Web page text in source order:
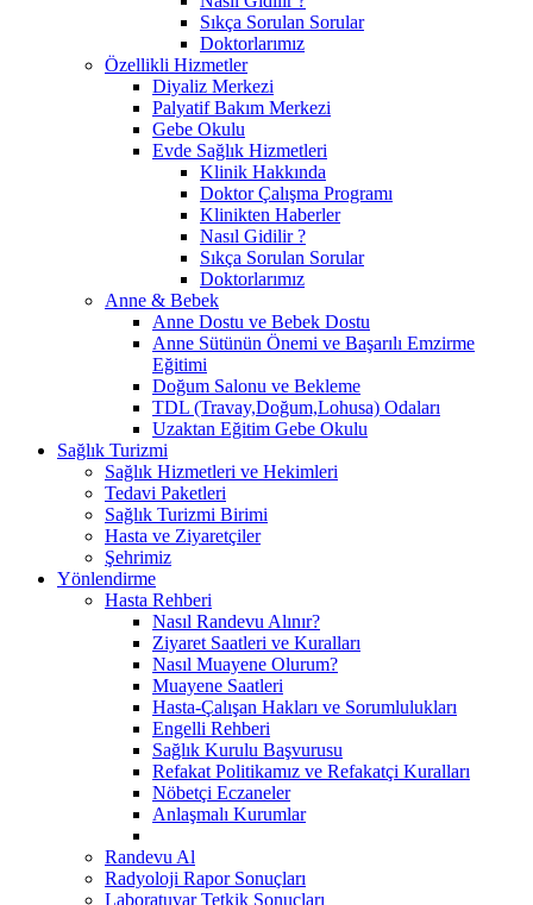
Sıkça Sorulan Sorular
Doktorlarımız
Özellikli Hizmetler
Diyaliz Merkezi
Palyatif Bakım Merkezi
Gebe Okulu
Evde Sağlık Hizmetleri
Klinik Hakkında
Doktor Çalışma Programı
Klinikten Haberler
Nasıl Gidilir ?
Sıkça Sorulan Sorular
Doktorlarımız
Anne & Bebek
Anne Dostu ve Bebek Dostu
Anne Sütünün Önemi ve Başarılı Emzirme
Eğitimi
Doğum Salonu ve Bekleme
TDL (Travay,Doğum,Lohusa) Odaları
Uzaktan Eğitim Gebe Okulu
Sağlık Turizmi
Sağlık Hizmetleri ve Hekimleri
Tedavi Paketleri
Sağlık Turizmi Birimi
Hasta ve Ziyaretçiler
Şehrimiz
Yönlendirme
Hasta Rehberi
Nasıl Randevu Alınır?
Ziyaret Saatleri ve Kuralları
Nasıl Muayene Olurum?
Muayene Saatleri
Hasta-Çalışan Hakları ve Sorumlulukları
Engelli Rehberi
Sağlık Kurulu Başvurusu
Refakat Politikamız ve Refakatçi Kuralları
Nöbetçi Eczaneler
Anlaşmalı Kurumlar
Randevu Al
Radyoloji Rapor Sonuçları
Laboratuvar Tetkik Sonuçları